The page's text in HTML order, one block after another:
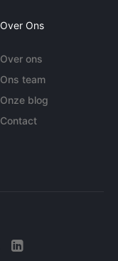
Over Ons
Over ons
Ons team
Onze blog
Contact